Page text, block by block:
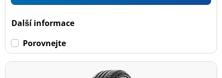
Další informace
Porovnejte